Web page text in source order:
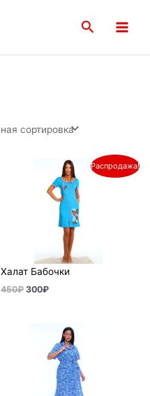
Поиск
Menu
Распродажа!
Халат Бабочки
450₽
Первоначальная
составляла
450₽.
300₽
Текущая
цена:
300₽.